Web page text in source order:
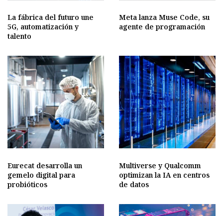
La fábrica del futuro une
5G, automatización y
talento
Meta lanza Muse Code, su
agente de programación
Eurecat desarrolla un
gemelo digital para
probióticos
Multiverse y Qualcomm
optimizan la IA en centros
de datos